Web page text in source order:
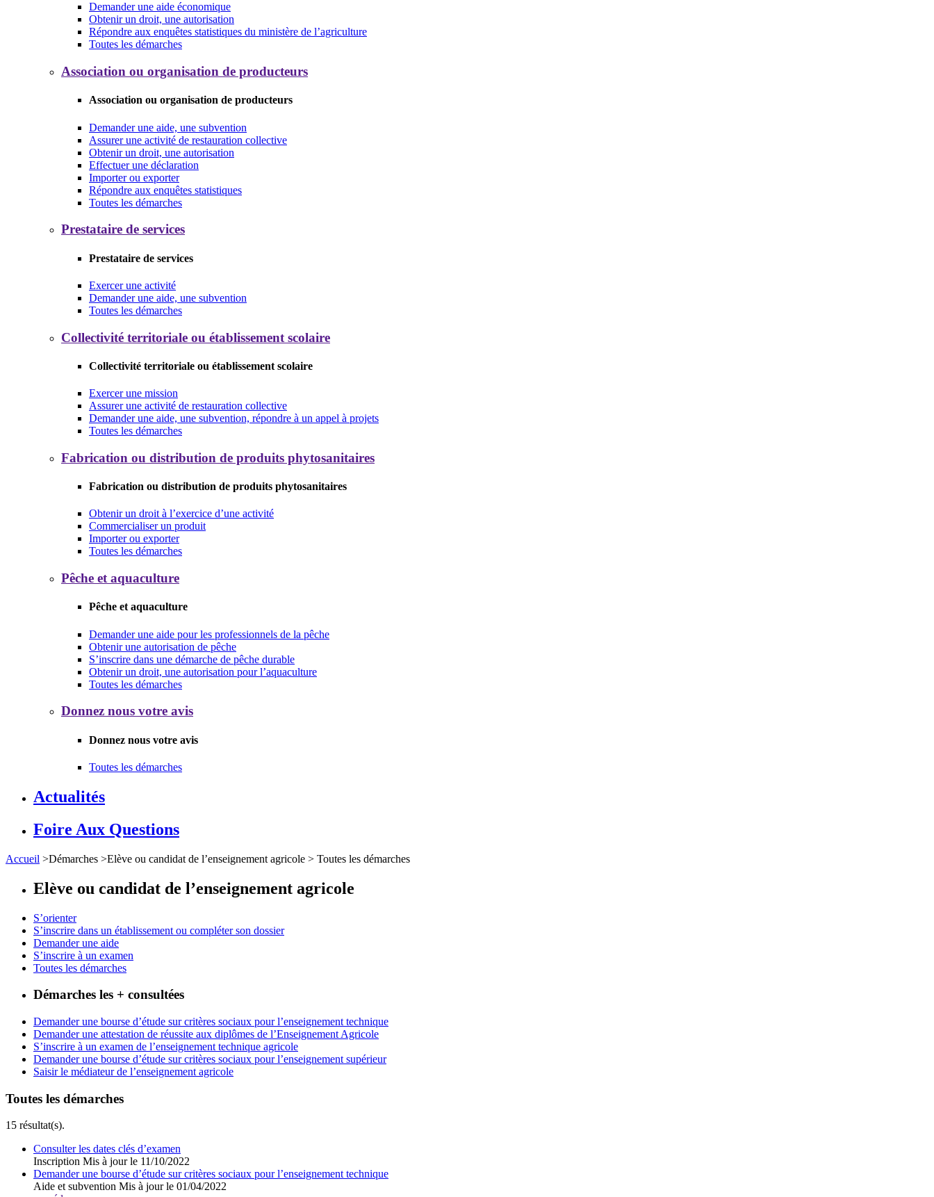
Demander une aide économique
Obtenir un droit, une autorisation
Répondre aux enquêtes statistiques du ministère de l’agriculture
Toutes les démarches
Association ou organisation de producteurs
Association ou organisation de producteurs
Demander une aide, une subvention
Assurer une activité de restauration collective
Obtenir un droit, une autorisation
Effectuer une déclaration
Importer ou exporter
Répondre aux enquêtes statistiques
Toutes les démarches
Prestataire de services
Prestataire de services
Exercer une activité
Demander une aide, une subvention
Toutes les démarches
Collectivité territoriale ou établissement scolaire
Collectivité territoriale ou établissement scolaire
Exercer une mission
Assurer une activité de restauration collective
Demander une aide, une subvention, répondre à un appel à projets
Toutes les démarches
Fabrication ou distribution de produits phytosanitaires
Fabrication ou distribution de produits phytosanitaires
Obtenir un droit à l’exercice d’une activité
Commercialiser un produit
Importer ou exporter
Toutes les démarches
Pêche et aquaculture
Pêche et aquaculture
Demander une aide pour les professionnels de la pêche
Obtenir une autorisation de pêche
S’inscrire dans une démarche de pêche durable
Obtenir un droit, une autorisation pour l’aquaculture
Toutes les démarches
Donnez nous votre avis
Donnez nous votre avis
Toutes les démarches
Actualités
Foire Aux Questions
Accueil >Démarches >Elève ou candidat de l’enseignement agricole > Toutes les démarches
Elève ou candidat de l’enseignement agricole
S’orienter
S’inscrire dans un établissement ou compléter son dossier
Demander une aide
S’inscrire à un examen
Toutes les démarches
Démarches les + consultées
Demander une bourse d’étude sur critères sociaux pour l’enseignement technique
Demander une attestation de réussite aux diplômes de l’Enseignement Agricole
S’inscrire à un examen de l’enseignement technique agricole
Demander une bourse d’étude sur critères sociaux pour l’enseignement supérieur
Saisir le médiateur de l’enseignement agricole
Toutes les démarches
15 résultat(s).
Consulter les dates clés d’examen
Inscription Mis à jour le 11/10/2022
Demander une bourse d’étude sur critères sociaux pour l’enseignement technique
Aide et subvention Mis à jour le 01/04/2022